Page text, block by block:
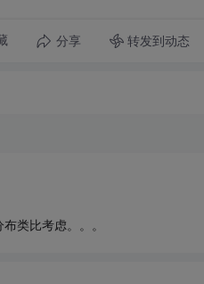
分享 转发到动态
类比考虑。。。